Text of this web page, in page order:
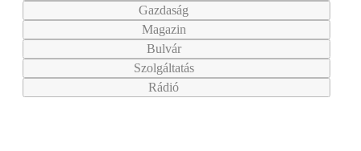
Gazdaság
Magazin
Bulvár
Szolgáltatás
Rádió